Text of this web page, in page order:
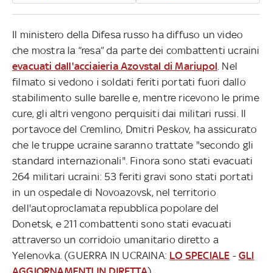
Il ministero della Difesa russo ha diffuso un video
che mostra la “resa” da parte dei combattenti ucraini
evacuati dall'acciaieria Azovstal di Mariupol . Nel
filmato si vedono i soldati feriti portati fuori dallo
stabilimento sulle barelle e, mentre ricevono le prime
cure, gli altri vengono perquisiti dai militari russi. Il
portavoce del Cremlino, Dmitri Peskov, ha assicurato
che le truppe ucraine saranno trattate "secondo gli
standard internazionali". Finora sono stati evacuati
264 militari ucraini: 53 feriti gravi sono stati portati
in un ospedale di Novoazovsk, nel territorio
dell'autoproclamata repubblica popolare del
Donetsk, e 211 combattenti sono stati evacuati
attraverso un corridoio umanitario diretto a
Yelenovka. (GUERRA IN UCRAINA: LO SPECIALE -GLI